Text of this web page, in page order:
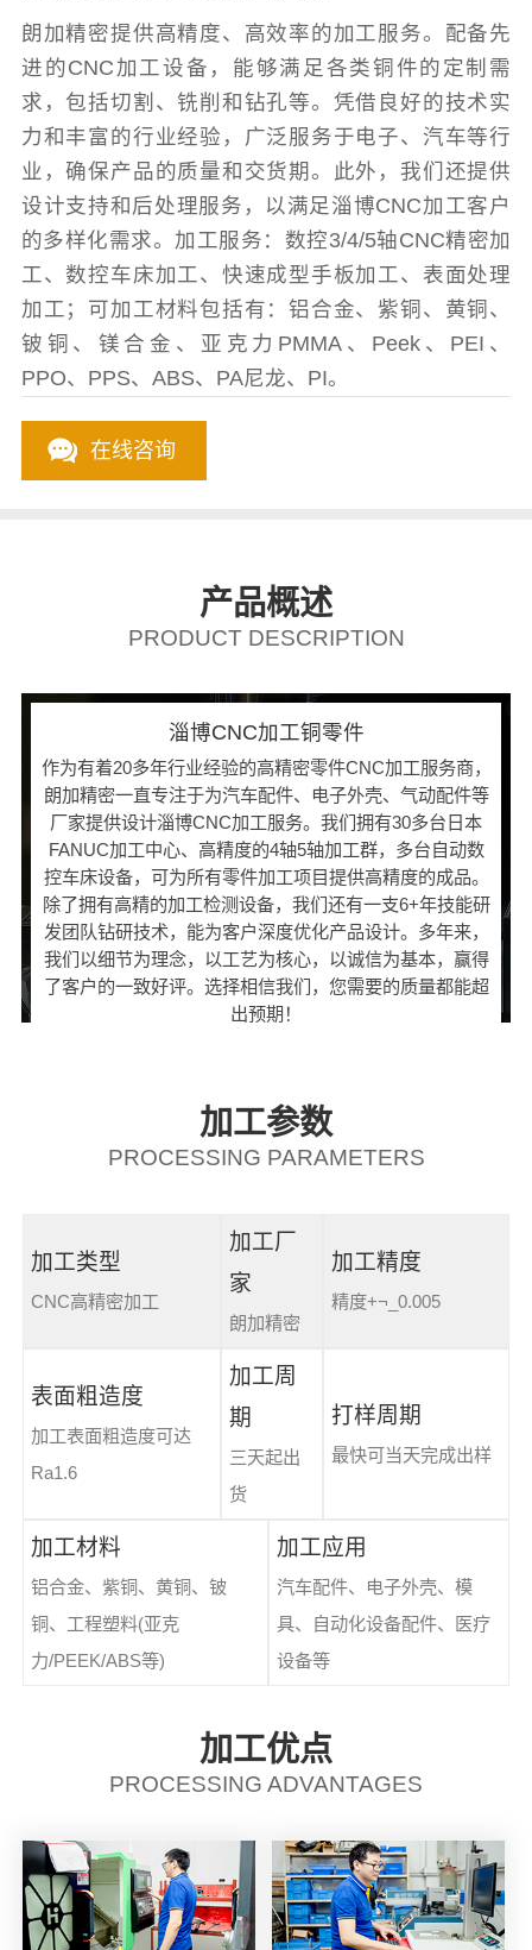
朗加精密提供高精度、高效率的加工服务。配备先
进的CNC加工设备，能够满足各类铜件的定制需
求，包括切割、铣削和钻孔等。凭借良好的技术实
力和丰富的行业经验，广泛服务于电子、汽车等行
业，确保产品的质量和交货期。此外，我们还提供
设计支持和后处理服务，以满足淄博CNC加工客户
的多样化需求。加工服务：数控3/4/5轴CNC精密加
工、数控车床加工、快速成型手板加工、表面处理
加工；可加工材料包括有：铝合金、紫铜、黄铜、
铍铜、镁合金、亚克力PMMA、Peek、PEI、
PPO、PPS、ABS、PA尼龙、PI。
在线咨询
产品概述
PRODUCT DESCRIPTION
淄博CNC加工铜零件
作为有着20多年行业经验的高精密零件CNC加工服务商，
朗加精密一直专注于为汽车配件、电子外壳、气动配件等
厂家提供设计淄博CNC加工服务。我们拥有30多台日本
FANUC加工中心、高精度的4轴5轴加工群，多台自动数
控车床设备，可为所有零件加工项目提供高精度的成品。
除了拥有高精的加工检测设备，我们还有一支6+年技能研
发团队钻研技术，能为客户深度优化产品设计。多年来，
我们以细节为理念，以工艺为核心，以诚信为基本，赢得
了客户的一致好评。选择相信我们，您需要的质量都能超
出预期！
加工参数
PROCESSING PARAMETERS
加工类型
CNC高精密加工
加工厂
家
朗加精密
加工精度
精度+¬_0.005
表面粗造度
加工表面粗造度可达
Ra1.6
加工周
期
三天起出
货
打样周期
最快可当天完成出样
加工材料
铝合金、紫铜、黄铜、铍
铜、工程塑料(亚克
力/PEEK/ABS等)
加工应用
汽车配件、电子外壳、模
具、自动化设备配件、医疗
设备等
加工优点
PROCESSING ADVANTAGES